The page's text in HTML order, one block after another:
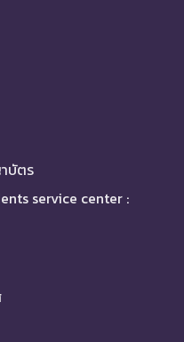
บัตร
service center :